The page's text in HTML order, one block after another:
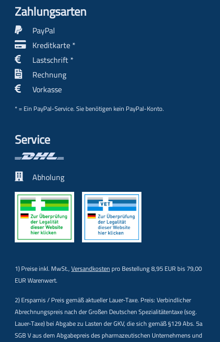
Zahlungs­arten
PayPal
Kreditkarte *
Lastschrift *
Rechnung
Vorkasse
* = Ein PayPal-Service. Sie benötigen kein PayPal-Konto.
Service
Abholung
1) Preise inkl. MwSt.,Versandkosten pro Bestellung 8,95 EUR bis 79,00
EUR Warenwert.
2) Ersparnis / Preis gemäß aktueller Lauer-Taxe. Preis: Verbindlicher
Abrechnungspreis nach der Großen Deutschen Spezialitätentaxe (sog.
Lauer-Taxe) bei Abgabe zu Lasten der GKV, die sich gemäß §129 Abs. 5a
SGB V aus dem Abgabepreis des pharmazeutischen Unternehmens und